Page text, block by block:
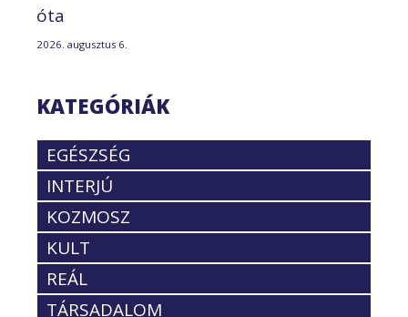
óta
2026. augusztus 6.
KATEGÓRIÁK
EGÉSZSÉG
INTERJÚ
KOZMOSZ
KULT
REÁL
TÁRSADALOM